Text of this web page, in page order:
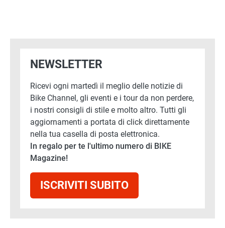
NEWSLETTER
Ricevi ogni martedì il meglio delle notizie di
Bike Channel, gli eventi e i tour da non perdere,
i nostri consigli di stile e molto altro. Tutti gli
aggiornamenti a portata di click direttamente
nella tua casella di posta elettronica.
In regalo per te l'ultimo numero di BIKE
Magazine!
ISCRIVITI SUBITO